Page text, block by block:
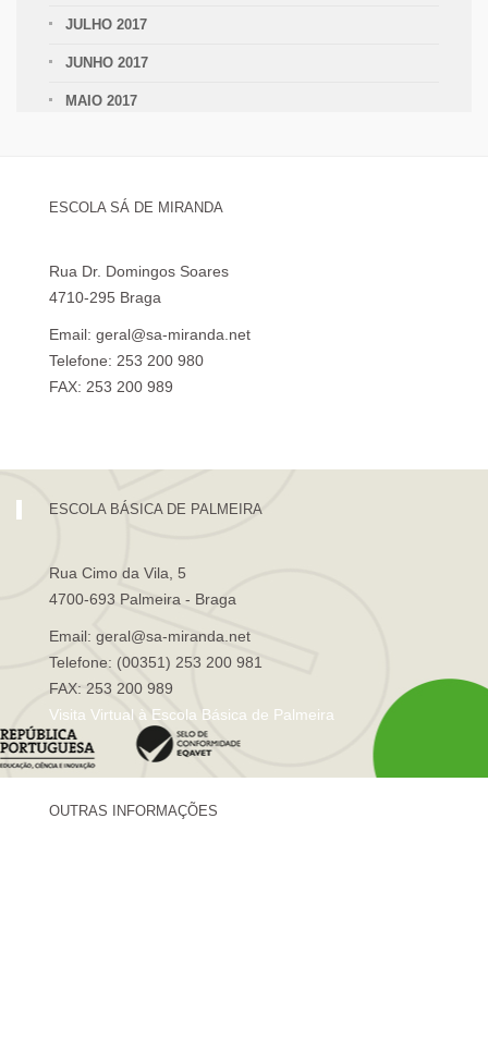
JULHO 2017
JUNHO 2017
MAIO 2017
ESCOLA SÁ DE MIRANDA
Rua Dr. Domingos Soares
4710-295 Braga
Email: geral@sa-miranda.net
Telefone: 253 200 980
FAX: 253 200 989
ESCOLA BÁSICA DE PALMEIRA
Rua Cimo da Vila, 5
4700-693 Palmeira - Braga
Email: geral@sa-miranda.net
Telefone: (00351) 253 200 981
FAX: 253 200 989
Visita Virtual à Escola Básica de Palmeira
OUTRAS INFORMAÇÕES